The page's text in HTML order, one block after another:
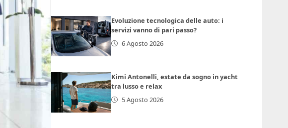
Evoluzione tecnologica delle auto: i
servizi vanno di pari passo?
6 Agosto 2026
Kimi Antonelli, estate da sogno in yacht
tra lusso e relax
5 Agosto 2026